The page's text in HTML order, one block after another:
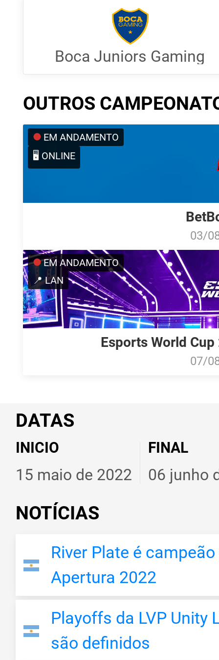
Boca Juniors Gaming
OUTROS
EM ANDAMENTO
🖥️ ONLINE
03/
EM ANDAMENTO
📍 LAN
Esports World
07/
DATAS
INICIO
15 maio de 2022
FINAL
06 junho
NOTÍCIAS
River Plate é
Apertura 2022
Playoffs da LVP Unity
são definidos